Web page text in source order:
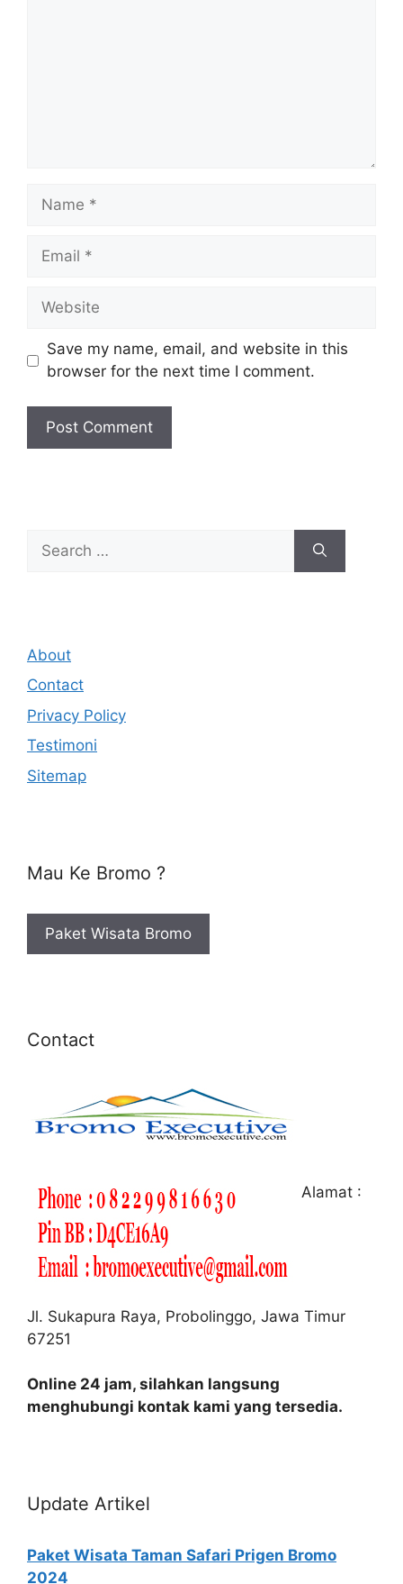
Name
Email
Website
Save my name, email, and website in this
browser for the next time I comment.
for:
About
Contact
Privacy Policy
Testimoni
Sitemap
Mau Ke Bromo ?
Paket Wisata Bromo
Contact
Alamat :
Jl. Sukapura Raya, Probolinggo, Jawa Timur
67251
Online 24 jam, silahkan langsung
menghubungi kontak kami yang tersedia.
Update Artikel
Paket Wisata Taman Safari Prigen Bromo
2024